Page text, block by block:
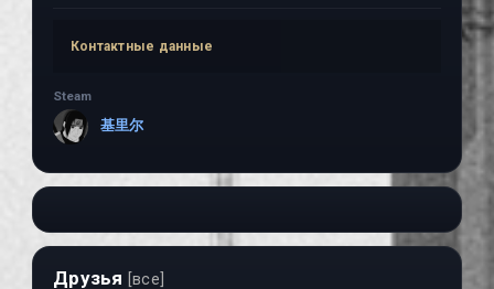
Контактные данные
Steam
基里尔
Друзья [все]